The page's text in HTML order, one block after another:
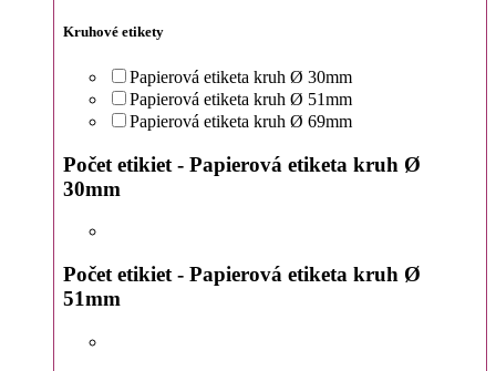
Kruhové etikety
Papierová etiketa kruh Ø 30mm
Papierová etiketa kruh Ø 51mm
Papierová etiketa kruh Ø 69mm
Počet etikiet - Papierová etiketa kruh Ø
30mm
Počet etikiet - Papierová etiketa kruh Ø
51mm